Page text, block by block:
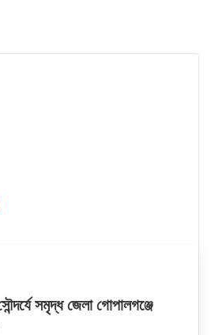
সমৃদ্ধ জেলা গোপালগঞ্জে